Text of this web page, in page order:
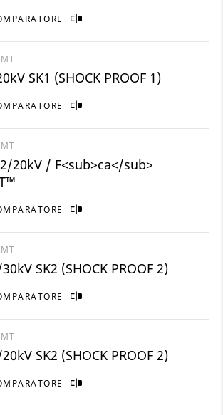
SK1 (SHOCK PROOF 1)
20kV / F<sub>ca</sub>
SK2 (SHOCK PROOF 2)
SK2 (SHOCK PROOF 2)